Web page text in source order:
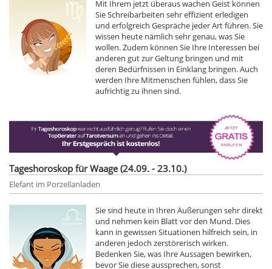
Mit Ihrem jetzt überaus wachen Geist können
Sie Schreibarbeiten sehr effizient erledigen
und erfolgreich Gespräche jeder Art führen. Sie
wissen heute nämlich sehr genau, was Sie
wollen. Zudem können Sie Ihre Interessen bei
anderen gut zur Geltung bringen und mit
deren Bedürfnissen in Einklang bringen. Auch
werden Ihre Mitmenschen fühlen, dass Sie
aufrichtig zu ihnen sind.
Tageshoroskop für Waage (24.09. - 23.10.)
Elefant im Porzellanladen
Sie sind heute in Ihren Äußerungen sehr direkt
und nehmen kein Blatt vor den Mund. Dies
kann in gewissen Situationen hilfreich sein, in
anderen jedoch zerstörerisch wirken.
Bedenken Sie, was Ihre Aussagen bewirken,
bevor Sie diese aussprechen, sonst